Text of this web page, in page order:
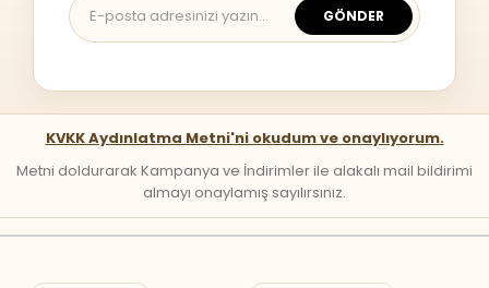
GÖNDER
KVKK Aydınlatma Metni'ni okudum ve onaylıyorum.
Metni doldurarak Kampanya ve İndirimler ile alakalı mail bildirimi
almayı onaylamış sayılırsınız.